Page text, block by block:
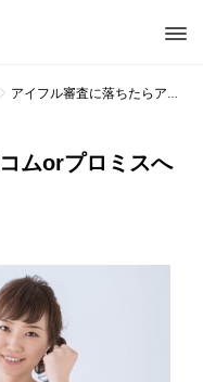
アイフル審査に落ちたらアコムorプロミスへ【原因分析と対策方法】
ムorプロミスへ